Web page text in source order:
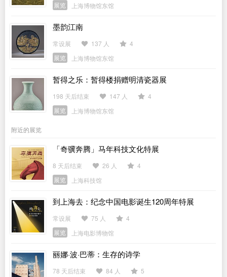
展览
上海博物馆东馆
墨韵江南
常设展 137 人
4
展览
上海博物馆东馆
暂得之乐：暂得楼捐赠明清瓷器展
198 天后结束 147 人
4
展览
上海博物馆东馆
附近的展览
「奇骥奔腾」马年科技文化特展
8 天后结束 26 人
4
展览
上海科技馆
到上海去：纪念中国电影诞生120周年特展
常设展 75 人
4
展览
上海电影博物馆
丽娜·波·巴蒂：生存的诗学
78 天后结束 84 人 5